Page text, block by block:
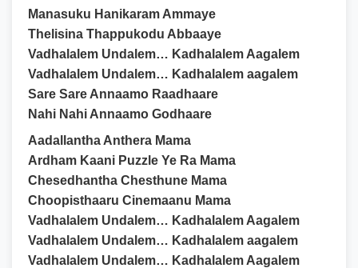
Manasuku Hanikaram Ammaye
Thelisina Thappukodu Abbaaye
Vadhalalem Undalem… Kadhalalem Aagalem
Vadhalalem Undalem… Kadhalalem aagalem
Sare Sare Annaamo Raadhaare
Nahi Nahi Annaamo Godhaare
Aadallantha Anthera Mama
Ardham Kaani Puzzle Ye Ra Mama
Chesedhantha Chesthune Mama
Choopisthaaru Cinemaanu Mama
Vadhalalem Undalem… Kadhalalem Aagalem
Vadhalalem Undalem… Kadhalalem aagalem
Vadhalalem Undalem… Kadhalalem Aagalem